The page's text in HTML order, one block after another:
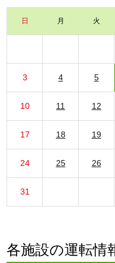
日 月 火
3 4 5
10 11 12
17 18 19
24 25 26
31
各施設の運転情